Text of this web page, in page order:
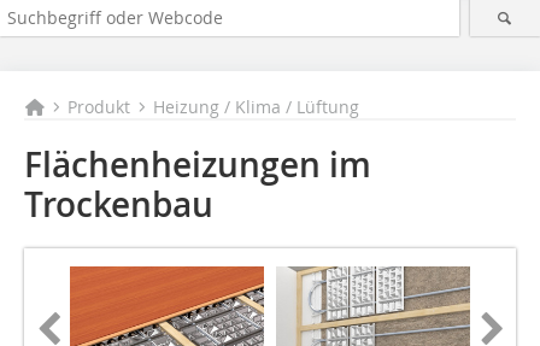
Produkt Heizung / Klima / Lüftung
Flächenheizungen im
Trockenbau